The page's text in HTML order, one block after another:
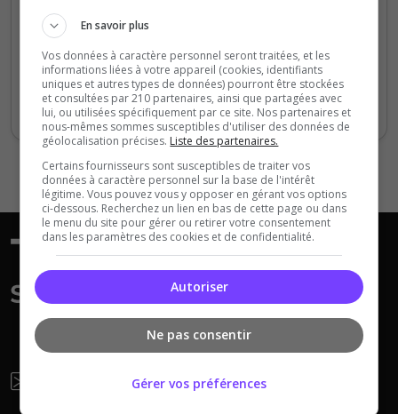
Superbes serveur en phase de bêta
fondateur travaille constamment sur le
serveur avec des mise à jour toute les
semaine ces cool
Newsletter
En savoir plus
Vos données à caractère personnel seront traitées, et les
informations liées à votre appareil (cookies, identifiants
uniques et autres types de données) pourront être stockées
et consultées par 210 partenaires, ainsi que partagées avec
lui, ou utilisées spécifiquement par ce site. Nos partenaires et
nous-mêmes sommes susceptibles d'utiliser des données de
géolocalisation précises. Liste des partenaires.
Certains fournisseurs sont susceptibles de traiter vos
données à caractère personnel sur la base de l'intérêt
légitime. Vous pouvez vous y opposer en gérant vos options
ci-dessous. Recherchez un lien en bas de cette page ou dans
le menu du site pour gérer ou retirer votre consentement
dans les paramètres des cookies et de confidentialité.
Autoriser
Ne pas consentir
Gérer vos préférences